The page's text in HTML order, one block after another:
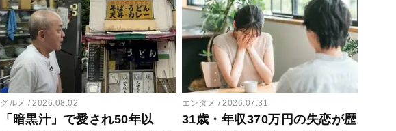
グルメ 2026.08.02
「暗黒汁」で愛され50年以
エンタメ 2026.07.31
31歳・年収370万円の失恋が歴